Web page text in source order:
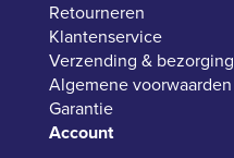
Retourneren
Klantenservice
Verzending & bezorging
Algemene voorwaarden
Garantie
Account